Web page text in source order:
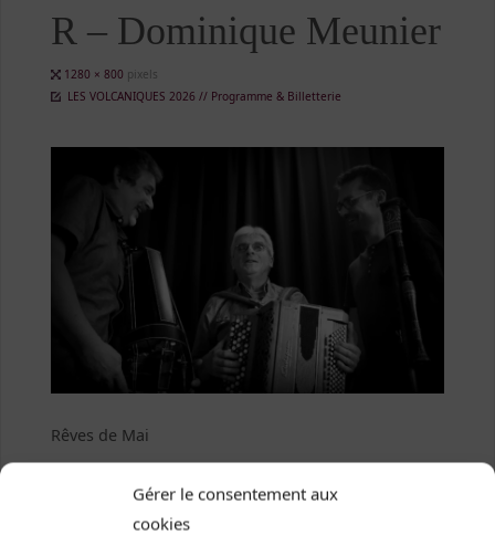
Gérer le consentement aux
cookies
R – Dominique Meunier
Full
size
1280 × 800 pixels
LES VOLCANIQUES 2026 // Programme & Billetterie
Rêves de Mai
Previous image